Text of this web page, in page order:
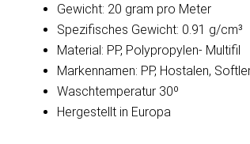
Gewicht: 20 gram pro Meter
Spezifisches Gewicht: 0.91 g/cm³
Material: PP, Polypropylen- Multifil
Markennamen: PP, Hostalen,
Waschtemperatur 30º
Hergestellt in Europa